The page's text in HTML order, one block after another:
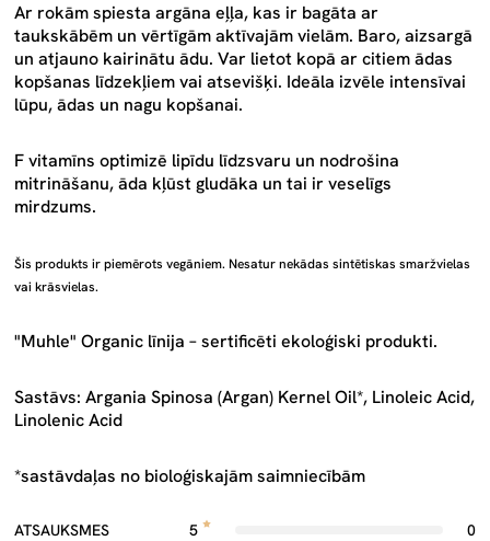
Ar rokām spiesta argāna eļļa, kas ir bagāta ar
taukskābēm un vērtīgām aktīvajām vielām. Baro, aizsargā
un atjauno kairinātu ādu. Var lietot kopā ar citiem ādas
kopšanas līdzekļiem vai atsevišķi. Ideāla izvēle intensīvai
lūpu, ādas un nagu kopšanai.
F vitamīns optimizē lipīdu līdzsvaru un nodrošina
mitrināšanu, āda kļūst gludāka un tai ir veselīgs
mirdzums.
Šis produkts ir piemērots vegāniem. Nesatur nekādas sintētiskas smaržvielas
vai krāsvielas.
"Muhle" Organic līnija – sertificēti ekoloģiski produkti.
Sastāvs: Argania Spinosa (Argan) Kernel Oil*, Linoleic Acid,
Linolenic Acid
*sastāvdaļas no bioloģiskajām saimniecībām
ATSAUKSMES 5
0